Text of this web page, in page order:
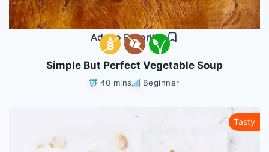
Add to Favorites
Simple But Perfect Vegetable Soup
40 mins Beginner
Tasty